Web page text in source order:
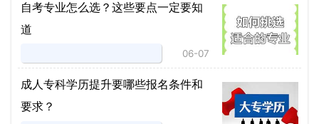
自考专业怎么选？这些要点一定要知
道
06-07
成人专科学历提升要哪些报名条件和
要求？